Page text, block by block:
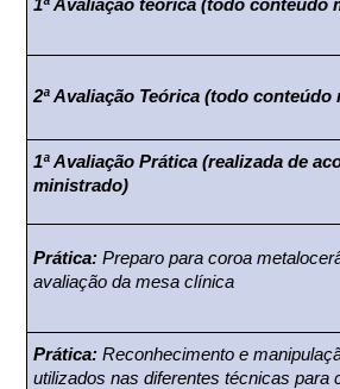
1ª Avaliação teórica (todo conteúdo
2ª Avaliação Teórica (todo conteúdo
1ª Avaliação Prática (realizada de
ministrado)
Prática: Preparo para coroa
avaliação da mesa clínica
Prática: Reconhecimento e
utilizados nas diferentes técnicas para